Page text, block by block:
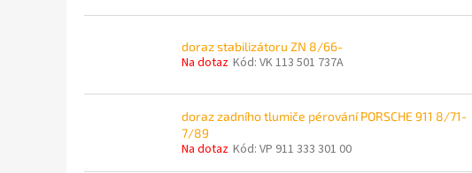
doraz stabilizátoru ZN 8/66-
Na dotaz Kód: VK 113 501 737A
doraz zadního tlumiče pérování PORSCHE 911 8/71-
7/89
Na dotaz Kód: VP 911 333 301 00